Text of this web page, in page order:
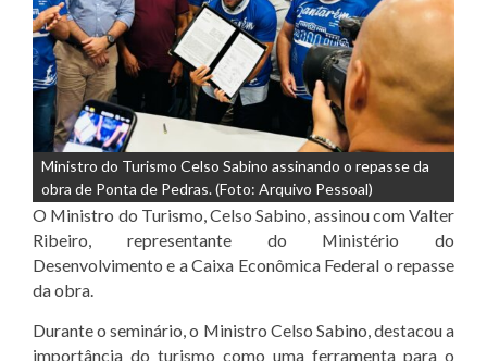
Ministro do Turismo Celso Sabino assinando o repasse da
obra de Ponta de Pedras. (Foto: Arquivo Pessoal)
O Ministro do Turismo, Celso Sabino, assinou com Valter
Ribeiro, representante do Ministério do
Desenvolvimento e a Caixa Econômica Federal o repasse
da obra.
Durante o seminário, o Ministro Celso Sabino, destacou a
importância do turismo como uma ferramenta para o